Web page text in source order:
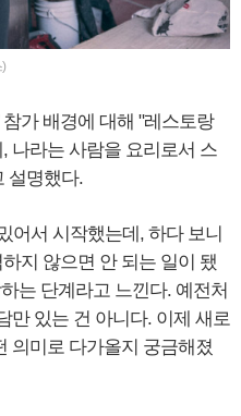
가 배경에 대해 "레스토랑
나라는 사람을 요리로서 스
설명했다.
어서 시작했는데, 하다 보니
지 않으면 안 되는 일이 됐
는 단계라고 느낀다. 예전처
만 있는 건 아니다. 이제 새로
의미로 다가올지 궁금해졌